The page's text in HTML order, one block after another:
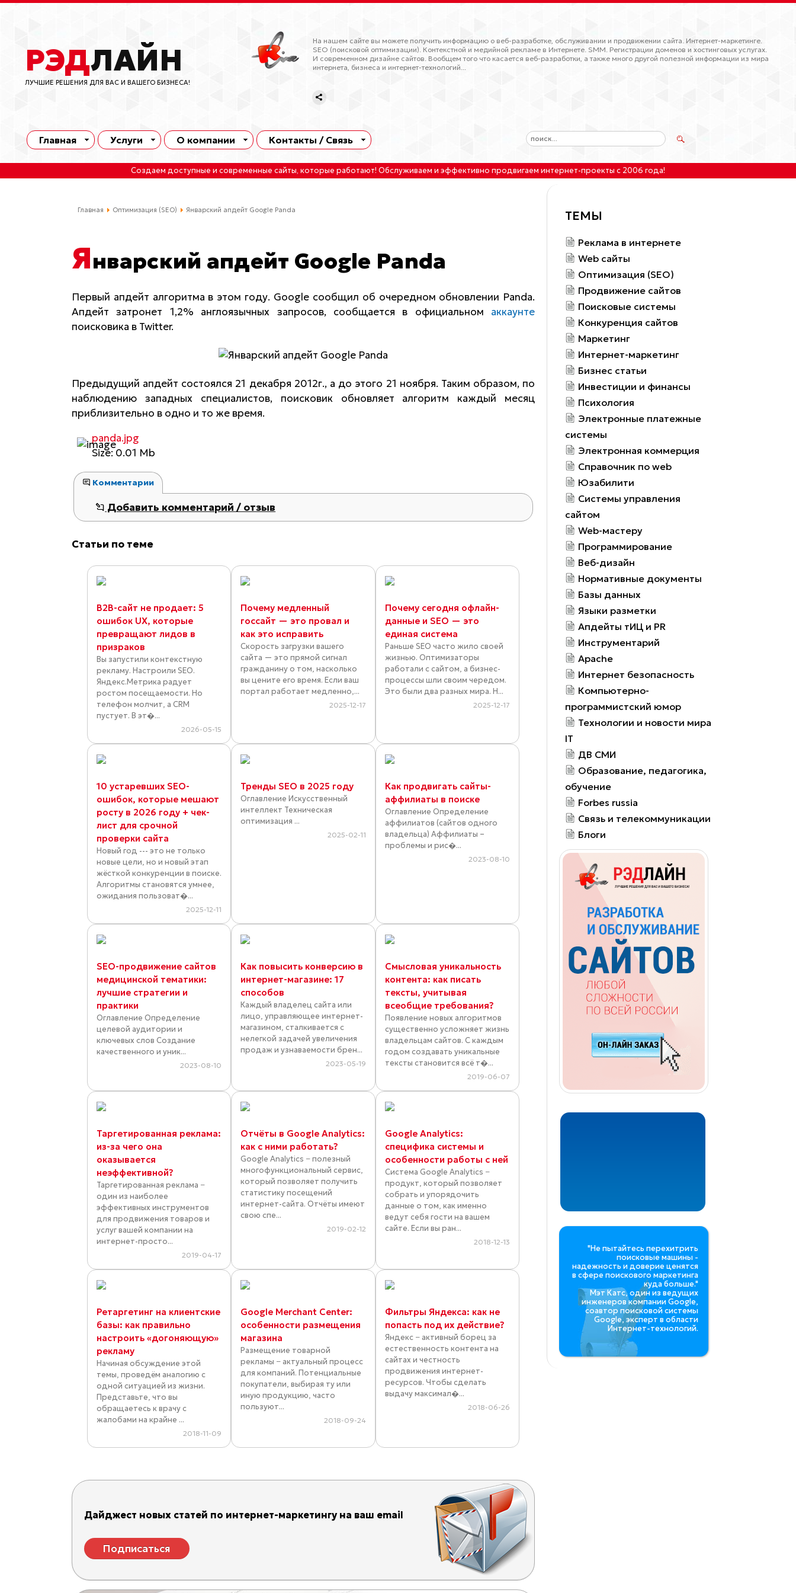
РЭДЛАЙН
ЛУЧШИЕ РЕШЕНИЯ ДЛЯ ВАС И ВАШЕГО БИЗНЕСА!
На нашем сайте вы можете получить информацию о веб-разработке, обслуживании и продвижении сайта. Интернет-маркетинге.
SEO (поисковой оптимизации). Контекстной и медийной рекламе в Интернете. SMM. Регистрации доменов и хостинговых услугах.
И современном дизайне сайтов. Вообщем того что касается веб-разработки, а также много другой полезной информации из мира
интернета, бизнеса и интернет-технологий...
Главная Услуги О компании Контакты / Связь
Создаем доступные и современные сайты, которые работают! Обслуживаем и эффективно продвигаем интернет-проекты с 2006 года!
Главная Оптимизация (SEO) Январский апдейт Google Panda
Январский апдейт Google Panda
Первый апдейт алгоритма в этом году. Google сообщил об очередном обновлении Panda.
Апдейт затронет 1,2% англоязычных запросов, сообщается в официальном аккаунте
поисковика в Twitter.
Предыдущий апдейт состоялся 21 декабря 2012г., а до этого 21 ноября. Таким образом, по
наблюдению западных специалистов, поисковик обновляет алгоритм каждый месяц
приблизительно в одно и то же время.
panda.jpg
Size: 0.01 Mb
Комментарии
Добавить комментарий / отзыв
Статьи по теме
B2B-сайт не продает: 5
ошибок UX, которые
превращают лидов в
призраков
Вы запустили контекстную
рекламу. Настроили SEO.
Яндекс.Метрика радует
ростом посещаемости. Но
телефон молчит, а CRM
пустует. В эт�...
2026-05-15
Почему медленный
госсайт — это провал и
как это исправить
Скорость загрузки вашего
сайта — это прямой сигнал
гражданину о том, насколько
вы цените его время. Если ваш
портал работает медленно,...
2025-12-17
Почему сегодня офлайн-
данные и SEO — это
единая система
Раньше SEO часто жило своей
жизнью. Оптимизаторы
работали с сайтом, а бизнес-
процессы шли своим чередом.
Это были два разных мира. Н...
2025-12-17
10 устаревших SEO-
ошибок, которые мешают
росту в 2026 году + чек-
лист для срочной
проверки сайта
Новый год --- это не только
новые цели, но и новый этап
жёсткой конкуренции в поиске.
Алгоритмы становятся умнее,
ожидания пользоват�...
2025-12-11
Тренды SEO в 2025 году
Оглавление Искусственный
интеллект Техническая
оптимизация ...
2025-02-11
Как продвигать сайты-
аффилиаты в поиске
Оглавление Определение
аффилиатов (сайтов одного
владельца) Аффилиаты –
проблемы и рис�...
2023-08-10
SEO-продвижение сайтов
медицинской тематики:
лучшие стратегии и
практики
Оглавление Определение
целевой аудитории и
ключевых слов Создание
качественного и уник...
2023-08-10
Как повысить конверсию в
интернет-магазине: 17
способов
Каждый владелец сайта или
лицо, управляющее интернет-
магазином, сталкивается с
нелегкой задачей увеличения
продаж и узнаваемости брен...
2023-05-19
Смысловая уникальность
контента: как писать
тексты, учитывая
всеобщие требования?
Появление новых алгоритмов
существенно усложняет жизнь
владельцам сайтов. С каждым
годом создавать уникальные
тексты становится всё т�...
2019-06-07
Таргетированная реклама:
из-за чего она
оказывается
неэффективной?
Таргетированная реклама −
один из наиболее
эффективных инструментов
для продвижения товаров и
услуг вашей компании на
интернет-просто...
2019-04-17
Отчёты в Google Analytics:
как с ними работать?
Google Analytics − полезный
многофункциональный сервис,
который позволяет получить
статистику посещений
интернет-сайта. Отчёты имеют
свою спе...
2019-02-12
Google Analytics:
специфика системы и
особенности работы с ней
Система Google Analytics −
продукт, который позволяет
собрать и упорядочить
данные о том, как именно
ведут себя гости на вашем
сайте. Если вы ран...
2018-12-13
Ретаргетинг на клиентские
базы: как правильно
настроить «догоняющую»
рекламу
Начиная обсуждение этой
темы, проведём аналогию с
одной ситуацией из жизни.
Представьте, что вы
обращаетесь к врачу с
жалобами на крайне ...
2018-11-09
Google Merchant Center:
особенности размещения
магазина
Размещение товарной
рекламы − актуальный процесс
для компаний. Потенциальные
покупатели, выбирая ту или
иную продукцию, часто
пользуют...
2018-09-24
Фильтры Яндекса: как не
попасть под их действие?
Яндекс − активный борец за
естественность контента на
сайтах и честность
продвижения интернет-
ресурсов. Чтобы сделать
выдачу максимал�...
2018-06-26
Дайджест новых статей по интернет-маркетингу на ваш email
Подписаться
ТЕМЫ
Реклама в интернете
Web сайты
Оптимизация (SEO)
Продвижение сайтов
Поисковые системы
Конкуренция сайтов
Маркетинг
Интернет-маркетинг
Бизнес статьи
Инвестиции и финансы
Психология
Электронные платежные
системы
Электронная коммерция
Справочник по web
Юзабилити
Системы управления
сайтом
Web-мастеру
Программирование
Веб-дизайн
Нормативные документы
Базы данных
Языки разметки
Апдейты тИЦ и PR
Инструментарий
Apache
Интернет безопасность
Компьютерно-
программистский юмор
Технологии и новости мира
IT
ДВ СМИ
Образование, педагогика,
обучение
Forbes russia
Связь и телекоммуникации
Блоги
"Не пытайтесь перехитрить
поисковые машины -
надежность и доверие ценятся
в сфере поискового маркетинга
куда больше."
Мэт Катс, один из ведущих
инженеров компании Google,
соавтор поисковой системы
Google, эксперт в области
Интернет-технологий.